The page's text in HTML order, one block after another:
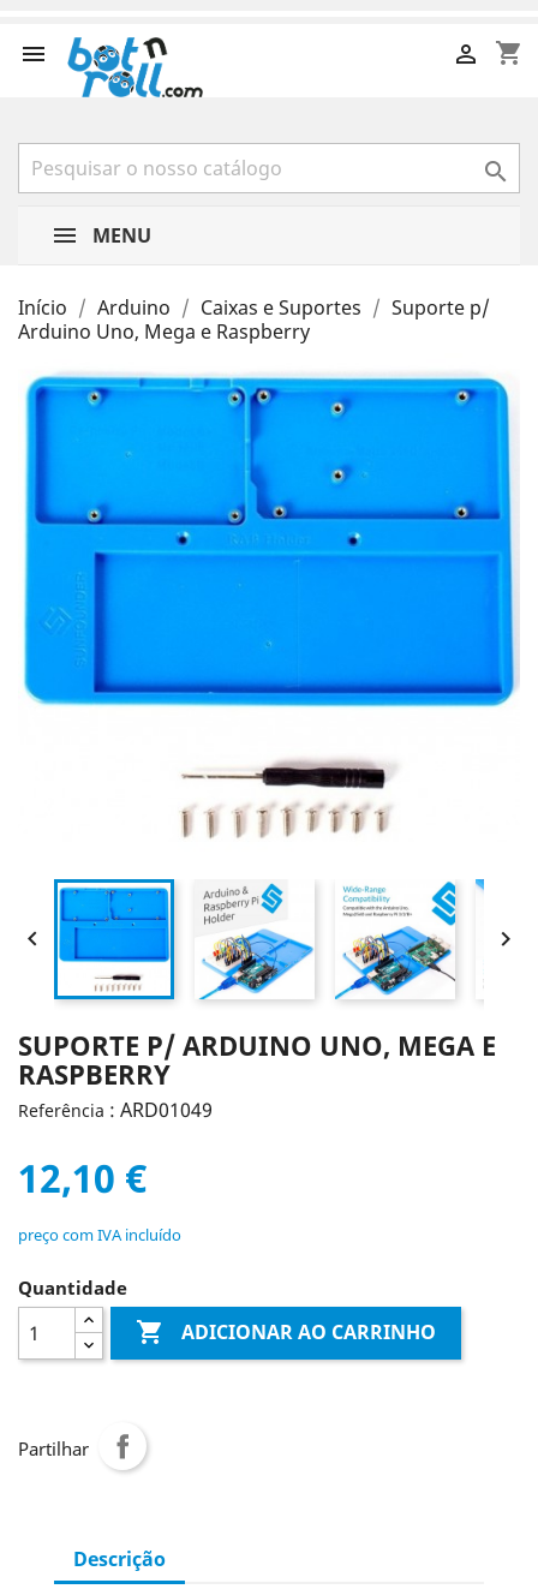
 shopping_cart


MENU
Início Arduino Caixas e Suportes
Suporte p/
Arduino Uno, Mega e Raspberry
 
SUPORTE P/ ARDUINO UNO, MEGA E
RASPBERRY
Referência : ARD01049
12,10 €
preço com IVA incluído
Quantidade
 ADICIONAR AO CARRINHO
Partilhar
Descrição